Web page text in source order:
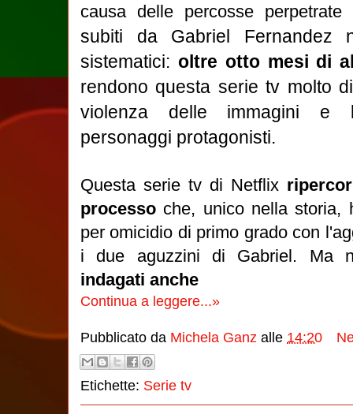
causa delle percosse perpetrate
subiti da Gabriel Fernandez
sistematici: oltre otto mesi di
rendono questa serie tv molto
violenza delle immagini e
personaggi protagonisti.
Questa serie tv di Netflix
processo che, unico nella storia,
per omicidio di primo grado con
i due aguzzini di Gabriel. Ma
indagati anche
Continua a leggere...»
Pubblicato da Michela Ganz alle 14:20
Etichette: Serie tv